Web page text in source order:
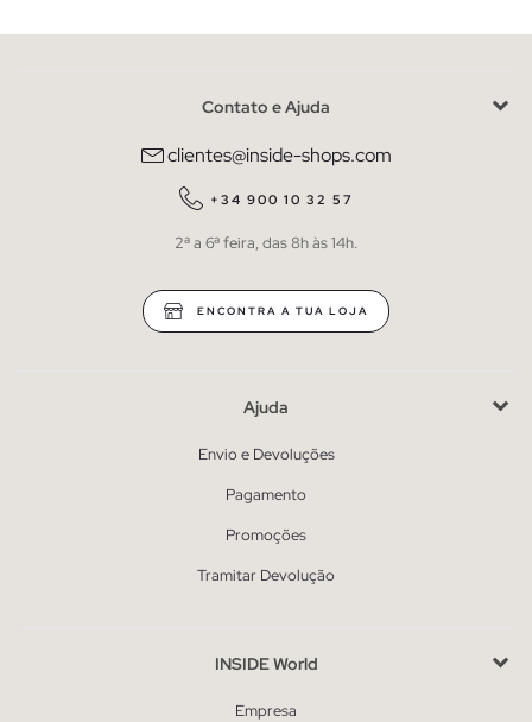
Contato e Ajuda
clientes@inside-shops.com
+34 900 10 32 57
2ª a 6ª feira, das 8h às 14h.
ENCONTRA A TUA LOJA
Ajuda
Envio e Devoluções
Pagamento
Promoções
Tramitar Devolução
INSIDE World
Empresa